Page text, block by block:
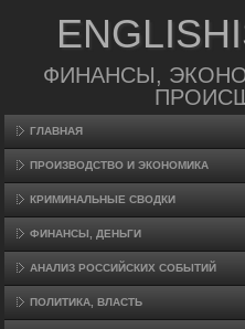
ФИНАНСЫ,
ГЛАВНАЯ
ПРОИЗВΟДСТВО И ЭКОНОМИКА
КРИМИНАЛЬНЫЕ СВОДКИ
ФИНАНСЫ, ДЕНЬГИ
АНАЛИЗ РОССИЙСКИХ СОБЫТИЙ
ПОЛИТИКА, ВЛАСТЬ